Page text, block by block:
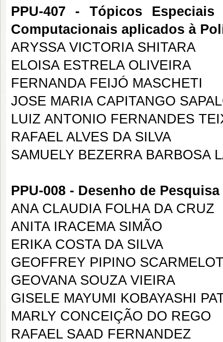
PPU-407 - Tópicos
Computacionais aplicados à
ARYSSA VICTORIA SHITARA
ELOISA ESTRELA OLIVEIRA
FERNANDA FEIJÓ MASCHETI
JOSE MARIA CAPITANGO
LUIZ ANTONIO FERNANDES
RAFAEL ALVES DA SILVA
SAMUELY BEZERRA BARBOSA
PPU-008 - Desenho de Pesquisa
ANA CLAUDIA FOLHA DA CRUZ
ANITA IRACEMA SIMÃO
ERIKA COSTA DA SILVA
GEOFFREY PIPINO
GEOVANA SOUZA VIEIRA
GISELE MAYUMI KOBAYASHI
MARLY CONCEIÇÃO DO REGO
RAFAEL SAAD FERNANDEZ